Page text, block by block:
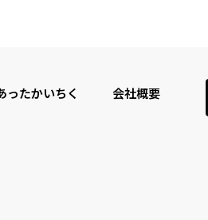
ったかいちく 会社概要